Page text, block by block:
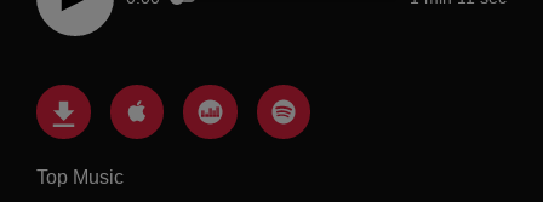
Top Music